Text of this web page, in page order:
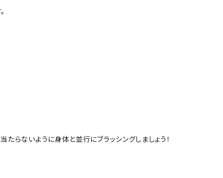
らないように身体と並行にブラッシングしましょう！